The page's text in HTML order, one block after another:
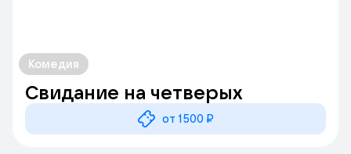
Комедия
Свидание на четверых
от 1500 ₽